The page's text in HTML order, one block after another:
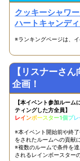
8 8000
10
11 22000
12 30000
クッキーシャワ
ハートキャンデ
※ランキングページは、
【リスナーさ
企画！
【本イベント参加ルー
ティングした方全員】
レインボースター1個プレ
※本イベント開始前や終
をされたルームへの貢献
※複数のルームで条件を
されるレインボースター